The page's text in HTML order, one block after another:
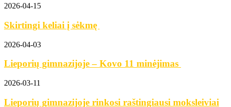
2026-04-15
Skirtingi keliai į sėkmę
2026-04-03
Lieporių gimnazijoje – Kovo 11 minėjimas
2026-03-11
Lieporių gimnazijoje rinkosi raštingiausi moksleiviai